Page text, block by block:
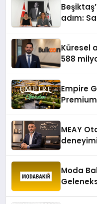
adım:
Küresel
588
Empire
MEAY
Moda